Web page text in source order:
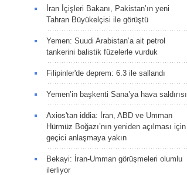
İran İçişleri Bakanı, Pakistan’ın yeni
Tahran Büyükelçisi ile görüştü
Yemen: Suudi Arabistan’a ait petrol
tankerini balistik füzelerle vurduk
Filipinler'de deprem: 6.3 ile sallandı
Yemen’in başkenti Sana’ya hava saldırısı
Axios'tan iddia: İran, ABD ve Umman
Hürmüz Boğazı’nın yeniden açılması için
geçici anlaşmaya yakın
Bekayi: İran-Umman görüşmeleri olumlu
ilerliyor